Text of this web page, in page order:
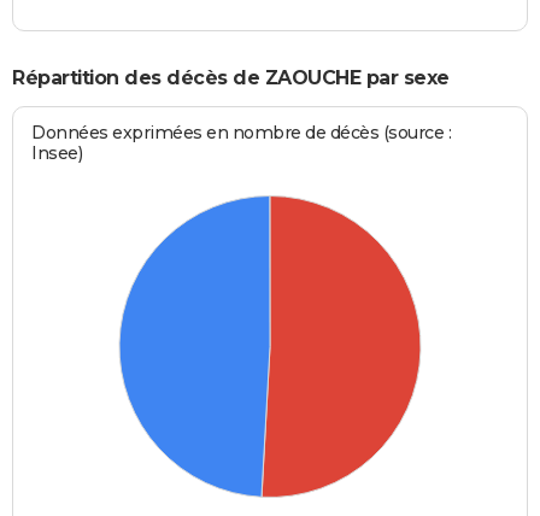
Répartition des décès de ZAOUCHE par sexe
Données exprimées en nombre de décès (source :
Insee)